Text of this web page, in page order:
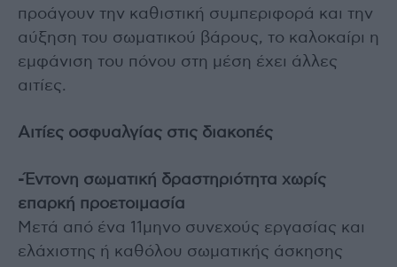
προάγουν την καθιστική συμπεριφορά και την
αύξηση του σωματικού βάρους, το καλοκαίρι η
εμφάνιση του πόνου στη μέση έχει άλλες
αιτίες.
Αιτίες οσφυαλγίας στις διακοπές
-Έντονη σωματική δραστηριότητα χωρίς
επαρκή προετοιμασία
Μετά από ένα 11μηνο συνεχούς εργασίας και
ελάχιστης ή καθόλου σωματικής άσκησης